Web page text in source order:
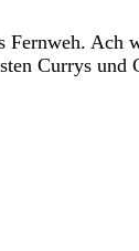
Currys und